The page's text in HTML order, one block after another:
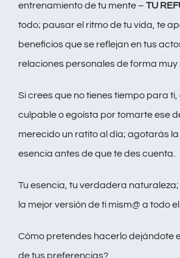
entrenamiento de tu mente – TU
todo; pausar el ritmo de tu vida, te
beneficios que se reflejan en tus
relaciones personales de forma muy
Si crees que no tienes tiempo para ti,
culpable o egoísta por tomarte ese
merecido un ratito al día; agotarás la
esencia antes de que te des cuenta.
Tu esencia, tu verdadera
la mejor versión de ti mism@ a todo
Cómo pretendes hacerlo dejándote
de tus preferencias?